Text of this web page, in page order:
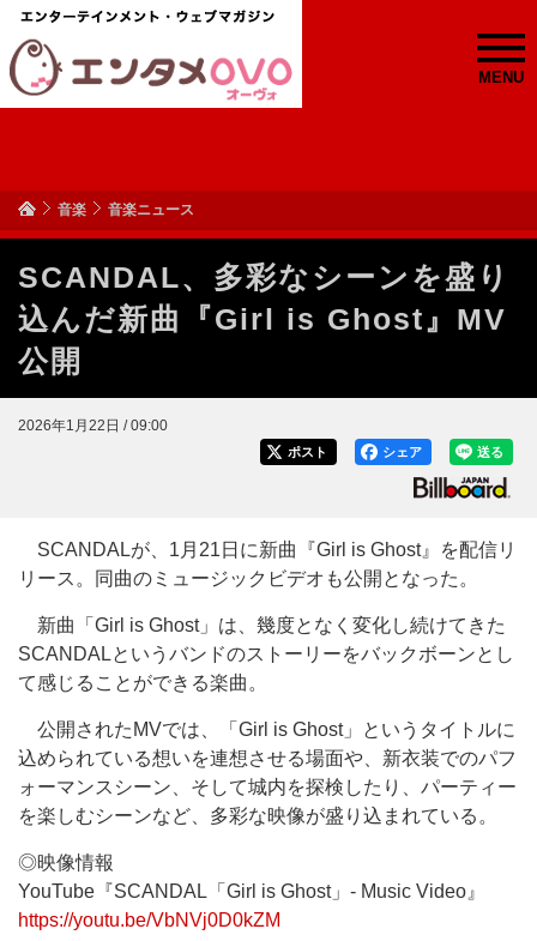
MENU
音楽 音楽ニュース
SCANDAL、多彩なシーンを盛り
込んだ新曲『Girl is Ghost』MV
公開
2026年1月22日 / 09:00
送る
シェア
ポスト
SCANDALが、1月21日に新曲『Girl is Ghost』を配信リ
リース。同曲のミュージックビデオも公開となった。
新曲「Girl is Ghost」は、幾度となく変化し続けてきた
SCANDALというバンドのストーリーをバックボーンとし
て感じることができる楽曲。
公開されたMVでは、「Girl is Ghost」というタイトルに
込められている想いを連想させる場面や、新衣装でのパフ
ォーマンスシーン、そして城内を探検したり、パーティー
を楽しむシーンなど、多彩な映像が盛り込まれている。
◎映像情報
YouTube『SCANDAL「Girl is Ghost」- Music Video』
https://youtu.be/VbNVj0D0kZM